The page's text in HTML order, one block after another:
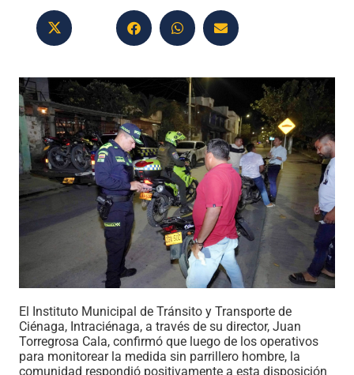
El Instituto Municipal de Tránsito y Transporte de
Ciénaga, Intraciénaga, a través de su director, Juan
Torregrosa Cala, confirmó que luego de los operativos
para monitorear la medida sin parrillero hombre, la
comunidad respondió positivamente a esta disposición